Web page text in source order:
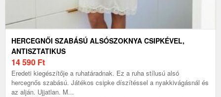
HERCEGNŐI SZABÁSÚ ALSÓSZOKNYA CSIPKÉVEL,
ANTISZTATIKUS
14 590 Ft
Eredeti kiegészítője a ruhatáradnak. Ez a ruha stílusú alsó
hercegnős szabású. Játékos csipke díszítéssel a nyakkivágásnál és
az alján. Ujjatlan. M...